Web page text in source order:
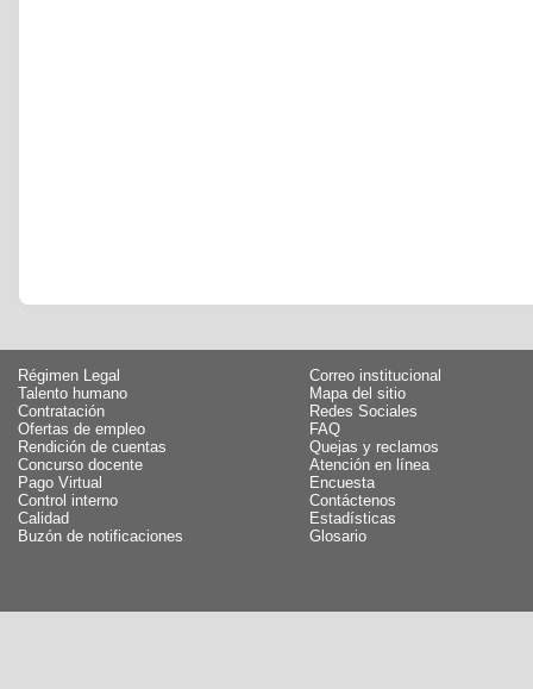
Régimen Legal
Talento humano
Contratación
Ofertas de empleo
Rendición de cuentas
Concurso docente
Pago Virtual
Control interno
Calidad
Buzón de notificaciones
Correo institucional
Mapa del sitio
Redes Sociales
FAQ
Quejas y reclamos
Atención en línea
Encuesta
Contáctenos
Estadísticas
Glosario